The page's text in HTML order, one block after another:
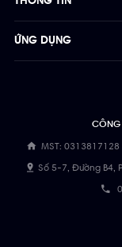
CÔNG
MST:
Số 5-7, Đường B4,
ỨNG DỤNG